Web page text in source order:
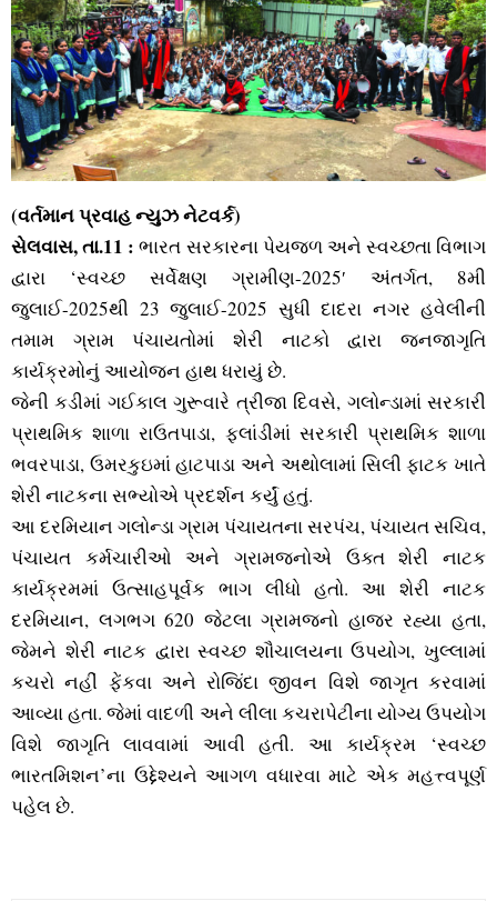
(વર્તમાન પ્રવાહ ન્‍યુઝ નેટવર્ક)
સેલવાસ, તા.11 :ભારત સરકારના પેયજળ અને સ્‍વચ્‍છતા વિભાગ
દ્વારા ‘સ્‍વચ્‍છ સર્વેક્ષણ ગ્રામીણ-2025′ અંતર્ગત, 8મી
જુલાઈ-2025થી 23 જુલાઈ-2025 સુધી દાદરા નગર હવેલીની
તમામ ગ્રામ પંચાયતોમાં શેરી નાટકો દ્વારા જનજાગૃતિ
કાર્યક્રમોનું આયોજન હાથ ધરાયું છે.
જેની કડીમાં ગઈકાલ ગુરૂવારે ત્રીજા દિવસે, ગલોન્‍ડામાં સરકારી
પ્રાથમિક શાળા રાઉતપાડા, ફલાંડીમાં સરકારી પ્રાથમિક શાળા
ભવરપાડા, ઉમરકુઇમાં હાટપાડા અને અથોલામાં સિલી ફાટક ખાતે
શેરી નાટકના સભ્‍યોએ પ્રદર્શન કર્યું હતું.
આ દરમિયાન ગલોન્‍ડા ગ્રામ પંચાયતના સરપંચ, પંચાયત સચિવ,
પંચાયત કર્મચારીઓ અને ગ્રામજનોએ ઉક્‍ત શેરી નાટક
કાર્યક્રમમાં ઉત્‍સાહપૂર્વક ભાગ લીધો હતો. આ શેરી નાટક
દરમિયાન, લગભગ 620 જેટલા ગ્રામજનો હાજર રહ્યા હતા,
જેમને શેરી નાટક દ્વારા સ્‍વચ્‍છ શૌચાલયના ઉપયોગ, ખુલ્લામાં
કચરો નહીં ફેંકવા અને રોજિંદા જીવન વિશે જાગૃત કરવામાં
આવ્‍યા હતા. જેમાં વાદળી અને લીલા કચરાપેટીના યોગ્‍ય ઉપયોગ
વિશે જાગૃતિ લાવવામાં આવી હતી. આ કાર્યક્રમ ‘સ્‍વચ્‍છ
ભારતમિશન’ના ઉદ્દેશ્‍યને આગળ વધારવા માટે એક મહત્ત્વપૂર્ણ
પહેલ છે.